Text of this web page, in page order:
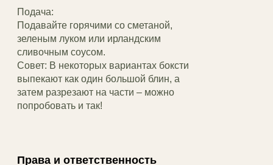
Подача:
Подавайте горячими со сметаной,
зеленым луком или ирландским
сливочным соусом.
Совет: В некоторых вариантах боксти
выпекают как один большой блин, а
затем разрезают на части – можно
попробовать и так!
Права и ответственность